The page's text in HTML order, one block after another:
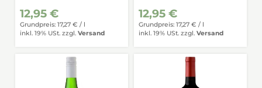
12,95 €
Grundpreis: 17,27 € /
inkl. 19% USt. zzgl. Versand
12,95 €
Grundpreis: 17,27 € /
inkl. 19% USt. zzgl. Versand